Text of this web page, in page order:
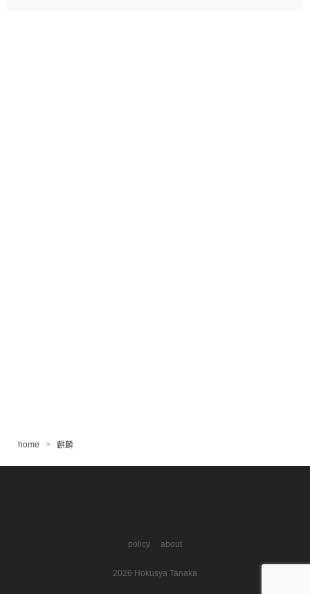
home 麒麟
policy about
2026 Hokusya Tanaka